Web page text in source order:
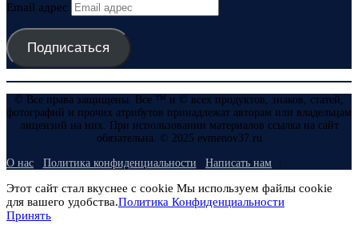
Email адрес
Подписаться
© Все права защищены. Все ™ и © всех продуктов, знаков, статей,
фотографий и прочих атрибутов принадлежат авторам или владельцам
лицензий на них. При использовании материалов ссылка на сайт
обязательна. © 2025 evmenov37.ru
О нас Политика конфиденциальности Написать нам
Этот сайт стал вкуснее с cookie Мы используем файлы cookie
для вашего удобства.Политика Конфиденциальности
Принять